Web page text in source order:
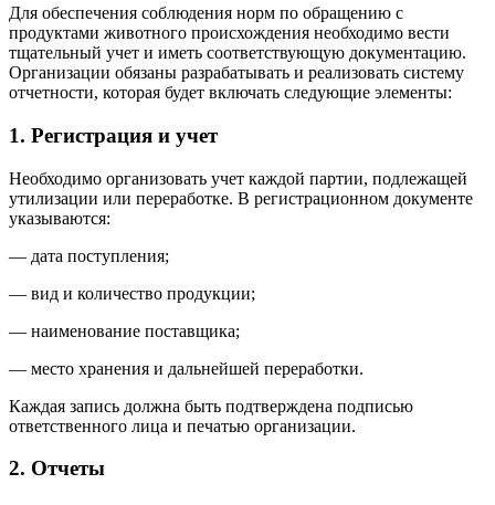
Для обеспечения соблюдения норм по обращению с
продуктами животного происхождения необходимо вести
тщательный учет и иметь соответствующую документацию.
Организации обязаны разрабатывать и реализовать систему
отчетности, которая будет включать следующие элементы:
1. Регистрация и учет
Необходимо организовать учет каждой партии, подлежащей
утилизации или переработке. В регистрационном документе
указываются:
— дата поступления;
— вид и количество продукции;
— наименование поставщика;
— место хранения и дальнейшей переработки.
Каждая запись должна быть подтверждена подписью
ответственного лица и печатью организации.
2. Отчеты